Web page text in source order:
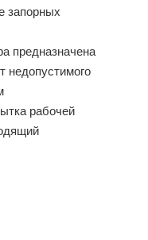
запорных
предназначена
недопустимого
рабочей